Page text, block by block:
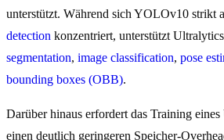
unterstützt. Während sich YOLOv10 strikt
detection konzentriert, unterstützt
segmentation, image classification, pose
bounding boxes (OBB).
Darüber hinaus erfordert das Training
einen deutlich geringeren Speicher-